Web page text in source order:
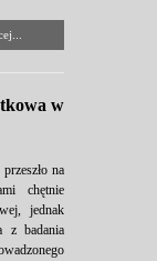
w
na
chętnie
jednak
z badania